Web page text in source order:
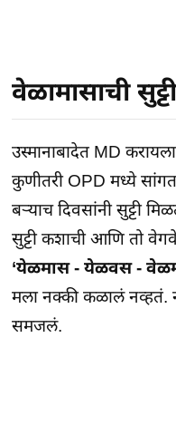
वेळामासाची
उस्मानाबादेत MD
कुणीतरी OPD मध्ये सांगत
बर्‍याच दिवसांनी सुट्टी
सुट्टी कशाची आणि तो
‘येळमास - येळवस -
मला नक्की कळालं नव्हतं.
समजलं.